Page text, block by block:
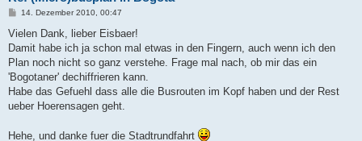
B
i
r
a
14. Dezember 2010, 00:47
Vielen Dank, lieber Eisbaer!
Damit habe ich ja schon mal etwas in den Fingern, auch wenn ich den
Plan noch nicht so ganz verstehe. Frage mal nach, ob mir das ein
'Bogotaner' dechiffrieren kann.
Habe das Gefuehl dass alle die Busrouten im Kopf haben und der Rest
ueber Hoerensagen geht.
Hehe, und danke fuer die Stadtrundfahrt